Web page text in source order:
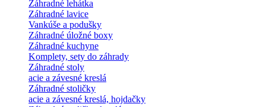
Záhradné lehátka
Záhradné lavice
Vankúše a podušky
Záhradné úložné boxy
Záhradné kuchyne
Komplety, sety do záhrady
Záhradné stoly
acie a závesné kreslá
Záhradné stoličky
acie a závesné kreslá, hojdačky